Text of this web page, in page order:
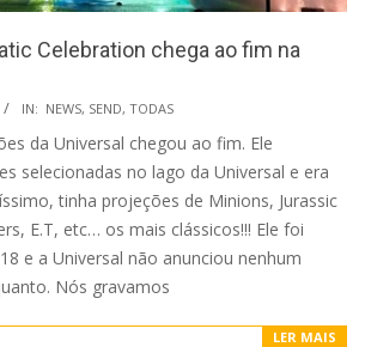
Celebration chega ao fim na
IN: NEWS, SEND, TODAS
da Universal chegou ao fim. Ele
selecionadas no lago da Universal e era
tinha projeções de Minions, Jurassic
E.T, etc… os mais clássicos!!! Ele foi
e a Universal não anunciou nenhum
Nós gravamos
LER MAIS